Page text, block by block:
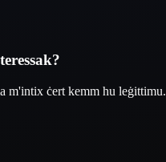
m'intix ċert kemm hu leġittimu.